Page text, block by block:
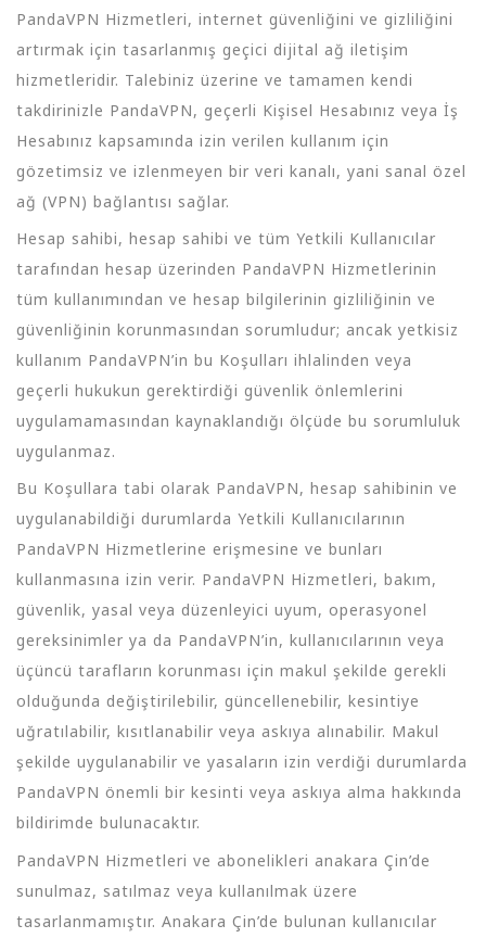
PandaVPN Hizmetleri, internet güvenliğini ve gizliliğini
artırmak için tasarlanmış geçici dijital ağ iletişim
hizmetleridir. Talebiniz üzerine ve tamamen kendi
takdirinizle PandaVPN, geçerli Kişisel Hesabınız veya İş
Hesabınız kapsamında izin verilen kullanım için
gözetimsiz ve izlenmeyen bir veri kanalı, yani sanal özel
ağ (VPN) bağlantısı sağlar.
Hesap sahibi, hesap sahibi ve tüm Yetkili Kullanıcılar
tarafından hesap üzerinden PandaVPN Hizmetlerinin
tüm kullanımından ve hesap bilgilerinin gizliliğinin ve
güvenliğinin korunmasından sorumludur; ancak yetkisiz
kullanım PandaVPN’in bu Koşulları ihlalinden veya
geçerli hukukun gerektirdiği güvenlik önlemlerini
uygulamamasından kaynaklandığı ölçüde bu sorumluluk
uygulanmaz.
Bu Koşullara tabi olarak PandaVPN, hesap sahibinin ve
uygulanabildiği durumlarda Yetkili Kullanıcılarının
PandaVPN Hizmetlerine erişmesine ve bunları
kullanmasına izin verir. PandaVPN Hizmetleri, bakım,
güvenlik, yasal veya düzenleyici uyum, operasyonel
gereksinimler ya da PandaVPN’in, kullanıcılarının veya
üçüncü tarafların korunması için makul şekilde gerekli
olduğunda değiştirilebilir, güncellenebilir, kesintiye
uğratılabilir, kısıtlanabilir veya askıya alınabilir. Makul
şekilde uygulanabilir ve yasaların izin verdiği durumlarda
PandaVPN önemli bir kesinti veya askıya alma hakkında
bildirimde bulunacaktır.
PandaVPN Hizmetleri ve abonelikleri anakara Çin’de
sunulmaz, satılmaz veya kullanılmak üzere
tasarlanmamıştır. Anakara Çin’de bulunan kullanıcılar